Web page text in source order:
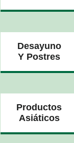
Desayuno
Y Postres
Productos
Asiáticos